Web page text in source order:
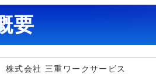
要
株式会社 三重ワークサービス